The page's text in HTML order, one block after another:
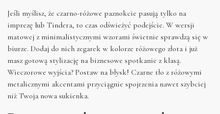
Jeśli myślisz, że czarno-różowe paznokcie pasują tylko na
imprezę lub Tindera, to czas odświeżyć podejście. W wersji
matowej z minimalistycznymi wzorami świetnie sprawdzą się w
biurze. Dodaj do nich zegarek w kolorze różowego złota i już
masz gotową stylizację na biznesowe spotkanie z klasą.
Wieczorowe wyjścia? Postaw na błysk! Czarne tło z różowymi
metalicznymi akcentami przyciągnie spojrzenia nawet szybciej
niż Twoja nowa sukienka.